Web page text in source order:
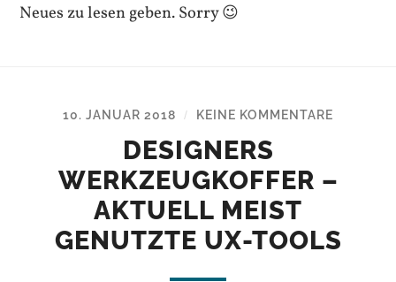
Neues zu lesen geben. Sorry 😉
10. JANUAR 2018 / KEINE KOMMENTARE
DESIGNERS
WERKZEUGKOFFER –
AKTUELL MEIST
GENUTZTE UX-TOOLS